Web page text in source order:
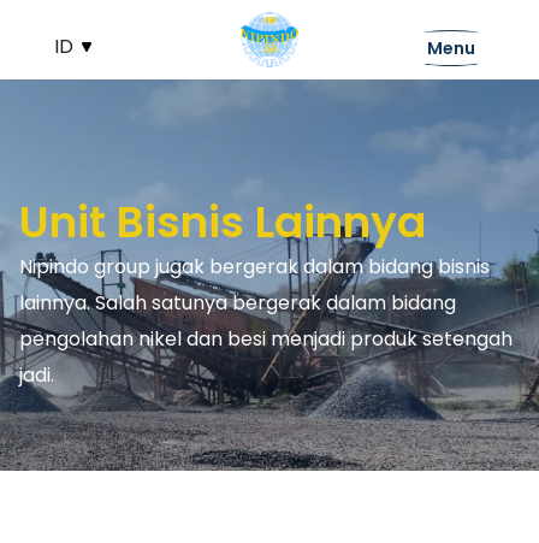
Menu
Unit Bisnis Lainnya
Nipindo group jugak bergerak dalam bidang bisnis
lainnya. Salah satunya bergerak dalam bidang
pengolahan nikel dan besi menjadi produk setengah
jadi.